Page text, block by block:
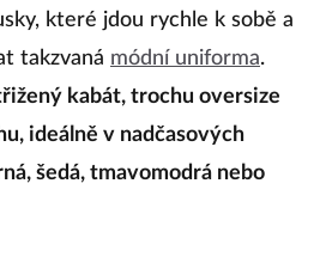
které jdou rychle k sobě a
takzvaná módní uniforma.
kabát, trochu oversize
ideálně v nadčasových
šedá, tmavomodrá nebo